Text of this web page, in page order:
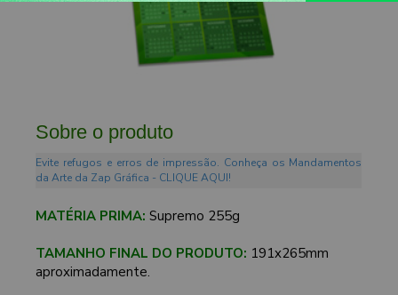
Sobre o produto
Evite refugos e erros de impressão. Conheça os Mandamentos
da Arte da Zap Gráfica - CLIQUE AQUI!
MATÉRIA PRIMA: Supremo 255g
TAMANHO FINAL DO PRODUTO: 191x265mm
aproximadamente.